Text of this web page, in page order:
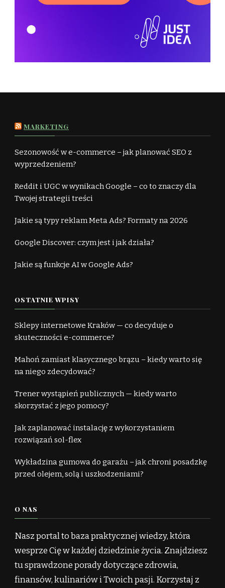
MARKETING
Sezonowość w e-commerce – jak planować SEO z
wyprzedzeniem?
Reddit i UGC w wynikach Google – co to znaczy dla
Twojej strategii treści
Jakie są typy reklam Meta Ads? Formaty na 2026
Google Discover: czym jest i jak działa?
Jakie są funkcje AI w Google Ads?
OSTATNIE WPISY
Sklepy internetowe Kraków — co decyduje o
skuteczności e-commerce?
Mahoń zamiast klasycznego brązu – kiedy warto się
na niego zdecydować?
Trener wystąpień publicznych — kiedy warto
skorzystać z jego pomocy?
Jak zaplanować instalację z wykorzystaniem
rozwiązań sol-flex
Wykładzina gumowa do garażu – jak chroni posadzkę
przed olejem, solą i uszkodzeniami?
O NAS
Nasz portal to baza praktycznej wiedzy, która
wesprze Cię w każdej dziedzinie życia. Znajdziesz
tu sprawdzone porady dotyczące zdrowia,
finansów, kulinariów i Twoich pasji. Korzystaj z